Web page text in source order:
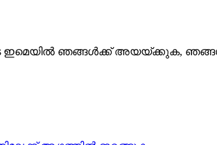
ഇമെയിൽ ഞങ്ങൾക്ക് അയയ്ക്കുക,